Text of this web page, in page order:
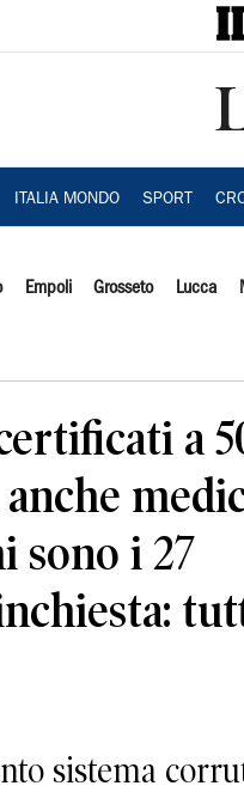
ITALIA MONDO SPORT
Empoli Grosseto Lucca
a
sono i 27
sistema